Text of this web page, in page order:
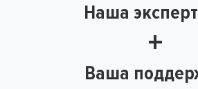
Наша
+
Ваша